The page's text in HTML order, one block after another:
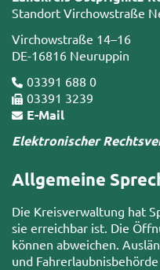
Standort Virchowstraße
Virchowstraße 14–16
DE-16816 Neuruppin
03391 688 0
03391 3239
E-Mail
Elektronischer
Allgemeine
Die Kreisverwaltung hat
sie erreichbar ist. Die
können abweichen.
und